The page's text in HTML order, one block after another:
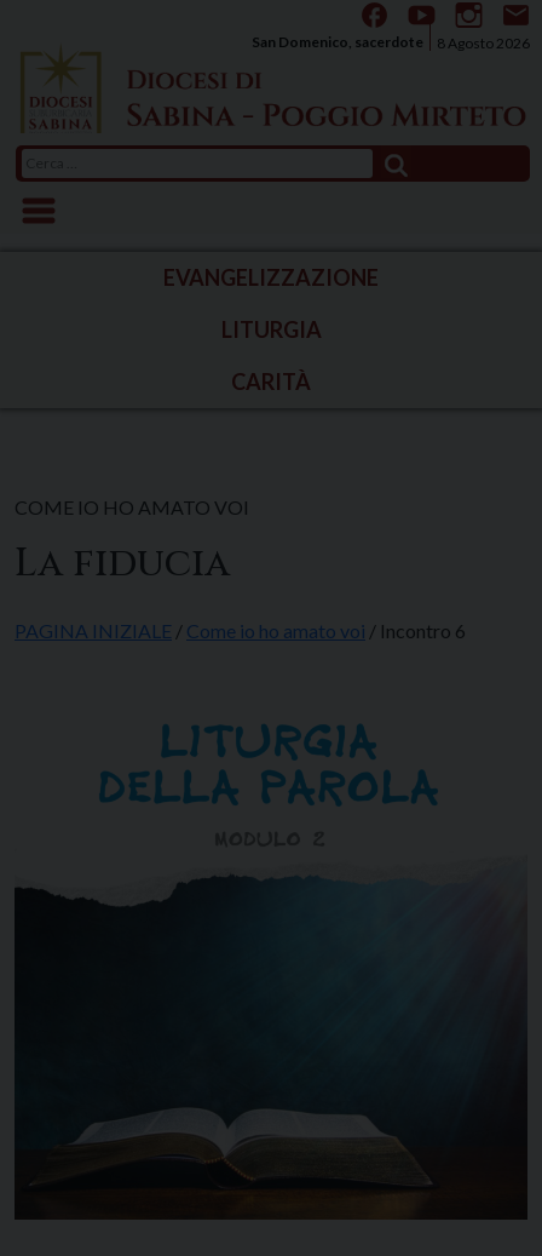
content
8 Agosto 2026
San Domenico, sacerdote
per:
EVANGELIZZAZIONE
LITURGIA
CARITÀ
COME IO HO AMATO VOI
La fiducia
PAGINA INIZIALE / Come io ho amato voi / Incontro 6